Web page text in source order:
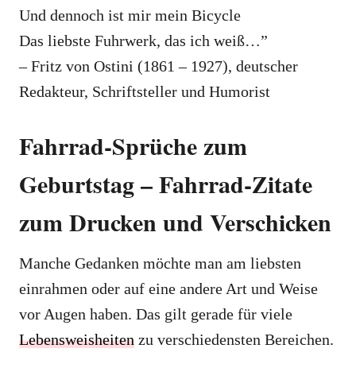
Und dennoch ist mir mein Bicycle
Das liebste Fuhrwerk, das ich weiß…”
– Fritz von Ostini (1861 – 1927), deutscher
Redakteur, Schriftsteller und Humorist
Fahrrad-Sprüche zum
Geburtstag – Fahrrad-Zitate
zum Drucken und Verschicken
Manche Gedanken möchte man am liebsten
einrahmen oder auf eine andere Art und Weise
vor Augen haben. Das gilt gerade für viele
Lebensweisheiten zu verschiedensten Bereichen.